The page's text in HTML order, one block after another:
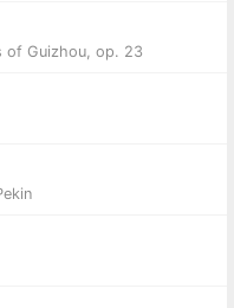
of Guizhou, op. 23